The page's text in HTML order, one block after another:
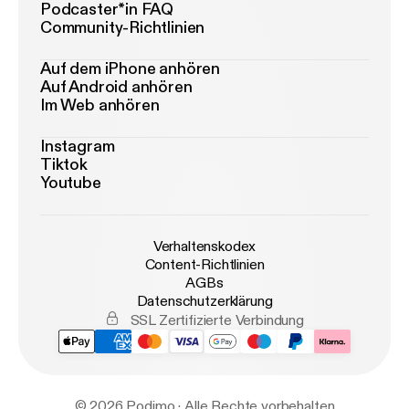
Podcaster*in FAQ
Community-Richtlinien
Auf dem iPhone anhören
Auf Android anhören
Im Web anhören
Instagram
Tiktok
Youtube
Verhaltenskodex
Content-Richtlinien
AGBs
Datenschutzerklärung
SSL Zertifizierte Verbindung